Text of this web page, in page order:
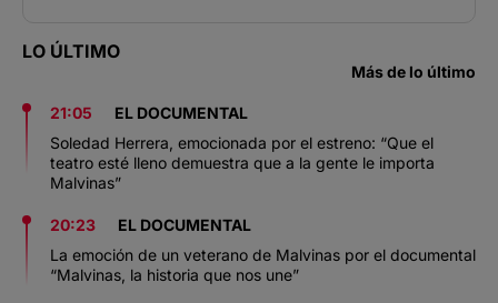
LO ÚLTIMO
Más de lo último
21:05
EL DOCUMENTAL
Soledad Herrera, emocionada por el estreno: “Que el
teatro esté lleno demuestra que a la gente le importa
Malvinas”
20:23
EL DOCUMENTAL
La emoción de un veterano de Malvinas por el documental
“Malvinas, la historia que nos une”